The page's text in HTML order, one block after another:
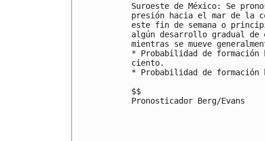
Suroeste de México: Se
presión hacia el mar de la
este fin de semana o
algún desarrollo gradual
mientras se mueve
* Probabilidad de
ciento.
* Probabilidad de
$$
Pronosticador Berg/Evans